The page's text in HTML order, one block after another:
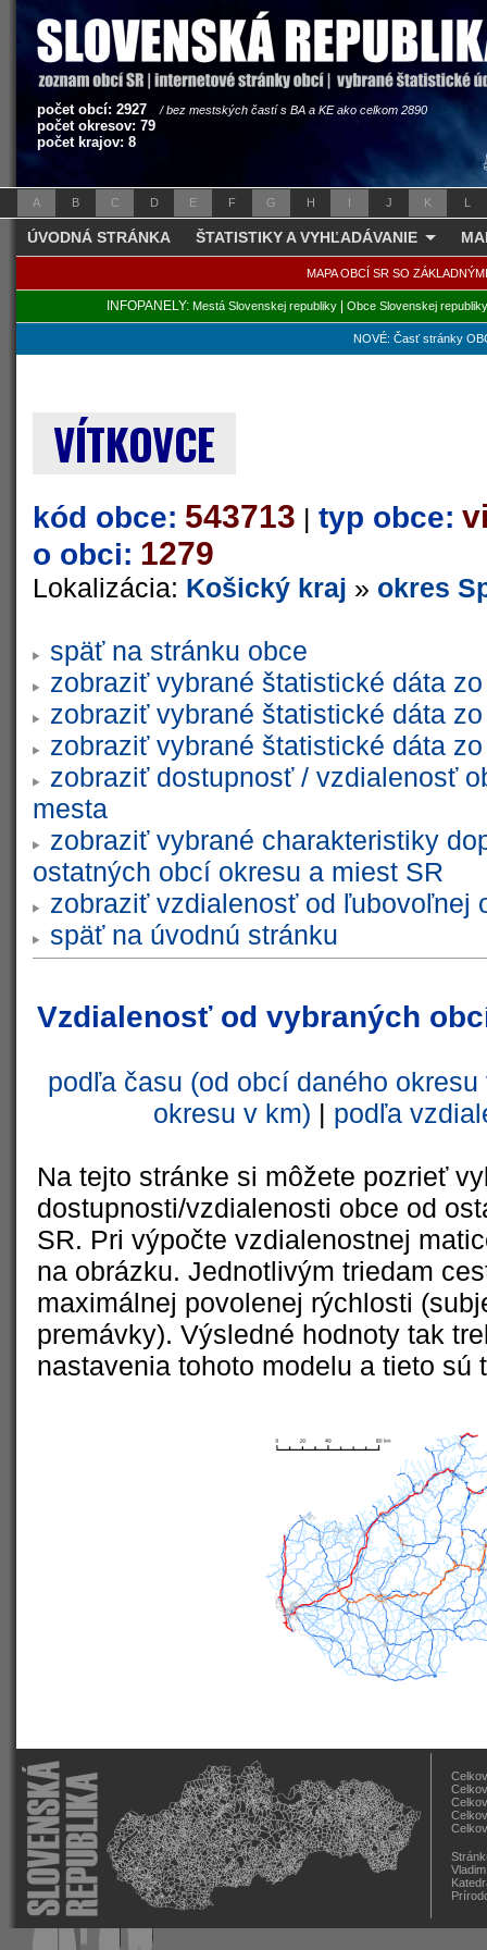
počet obcí: 2927 / bez mestských častí s BA a KE ako celkom 2890
počet okresov: 79
počet krajov: 8
A B C D E F G H I J K L
ÚVODNÁ STRÁNKA ŠTATISTIKY A VYHĽADÁVANIE
MAPA OBCÍ SR SO
INFOPANELY: Mestá Slovenskej republiky| Obce Slovenskej republiky
NOVÉ: Časť stránky
VÍTKOVCE
kód obce: 543713 | typ obce:
o obci: 1279
Lokalizácia: Košický kraj » okres
späť na stránku obce
zobraziť vybrané štatistické dáta
zobraziť vybrané štatistické dáta
zobraziť vybrané štatistické dáta
zobraziť dostupnosť / vzdialenosť
mesta
zobraziť vybrané charakteristiky
ostatných obcí okresu a miest SR
zobraziť vzdialenosť od ľubovoľnej
späť na úvodnú stránku
Vzdialenosť od vybraných
podľa času (od obcí daného okresu
okresu v km) | podľa
Na tejto stránke si môžete pozrieť
dostupnosti/vzdialenosti obce od
SR. Pri výpočte vzdialenostnej
na obrázku. Jednotlivým triedam
maximálnej povolenej rýchlosti
premávky). Výsledné hodnoty tak
nastavenia tohoto modelu a tieto